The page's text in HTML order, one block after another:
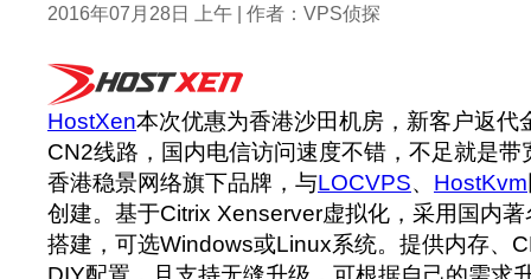
2016年07月28日 上午 | 作者：VPS侦探
HostXen本次优惠为香港沙田机房，新客户返代
CN2线路，国内电信访问速度不错，不足就是带
香港稳景网络旗下品牌，与LOCVPS、 HostKvm
创建。基于Citrix Xenserver虚拟化，采用国内
搭建，可选Windows或Linux系统。提供内存、